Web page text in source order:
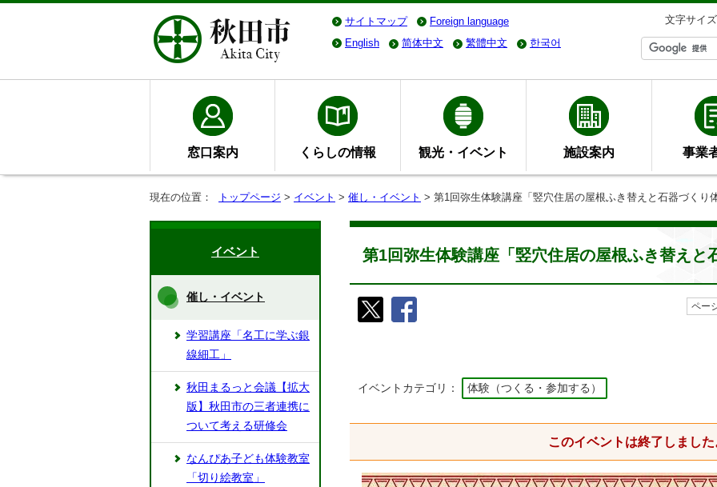
サイトマップ Foreign language
文字サイズ
English
简体中文 繁體中文 한국어
窓口案内 くらしの情報 観光・イベント 施設案内 事業
現在の位置： トップページ > イベント > 催し・イベント > 第1回弥生体験講座「竪穴住居の屋根ふき替えと石器づくり
第1回弥生体験講座「竪穴住居の屋根ふき替えと
ペー
イベントカテゴリ： 体験（つくる・参加する）
このイベントは終了しまし
イベント
催し・イベント
学習講座「名工に学ぶ銀
線細工」
秋田まるっと会議【拡大
版】秋田市の三者連携に
ついて考える研修会
なんぴあ子ども体験教室
「切り絵教室」